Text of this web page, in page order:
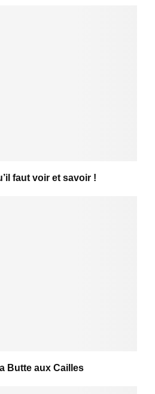
faut voir et savoir !
Butte aux Cailles